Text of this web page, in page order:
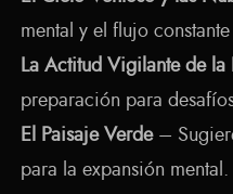
mental y el flujo
La Actitud Vigilante de la
preparación para
El Paisaje Verde–
para la expansión mental.